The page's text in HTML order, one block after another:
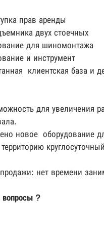
прав аренды
двух стоечных
для шиномонтажа
и инструмент
клиентская база и
для увеличения
новое оборудование
круглосуточный
нет времени
вопросы ?